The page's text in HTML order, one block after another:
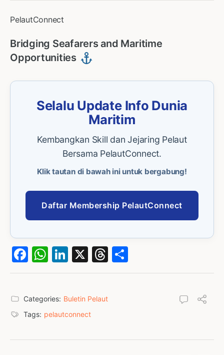
PelautConnect
Bridging Seafarers and Maritime
Opportunities
Selalu Update Info Dunia
Maritim
Kembangkan Skill dan Jejaring Pelaut
Bersama PelautConnect.
Klik tautan di bawah ini untuk bergabung!
Daftar Membership PelautConnect
Facebook
WhatsApp
LinkedIn
X Threads
Categories: Buletin Pelaut
Tags: pelautconnect